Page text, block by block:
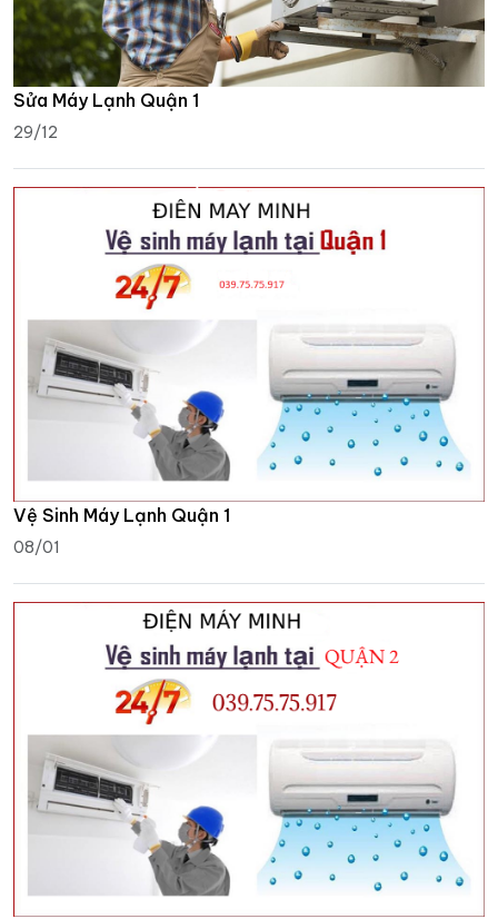
Sửa Máy Lạnh Quận 1
29/12
Vệ Sinh Máy Lạnh Quận 1
08/01